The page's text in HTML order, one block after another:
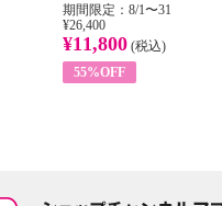
期間限定：8/1〜31
¥26,400
¥11,800 (税込)
55%OFF